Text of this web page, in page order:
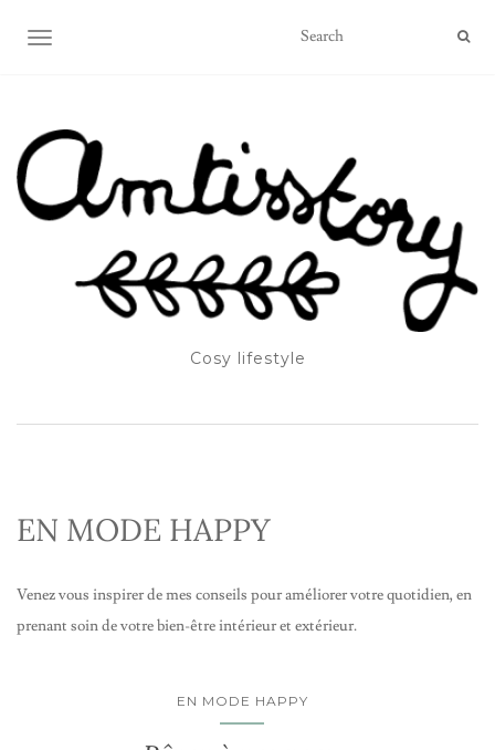
OUVRIR/FERMER LA NAVIGATION
Cosy lifestyle
EN MODE HAPPY
Venez vous inspirer de mes conseils pour améliorer votre quotidien, en
prenant soin de votre bien-être intérieur et extérieur.
EN MODE HAPPY